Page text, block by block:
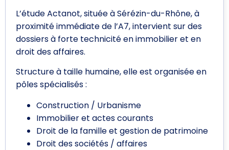
L’étude Actanot, située à Sérézin-du-Rhône, à
proximité immédiate de l’A7, intervient sur des
dossiers à forte technicité en immobilier et en
droit des affaires.
Structure à taille humaine, elle est organisée en
pôles spécialisés :
Construction / Urbanisme
Immobilier et actes courants
Droit de la famille et gestion de patrimoine
Droit des sociétés / affaires